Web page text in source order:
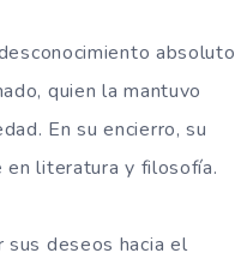
absoluto
quien la mantuvo
En su encierro, su
en literatura y filosofía.
sus deseos hacia el